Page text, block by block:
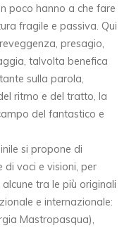
poco hanno a che fare
fragile e passiva. Qui
presagio,
talvolta benefica
sulla parola,
ritmo e del tratto, la
del fantastico e
si propone di
di voci e visioni, per
tra le più originali
e internazionale:
Mastropasqua),